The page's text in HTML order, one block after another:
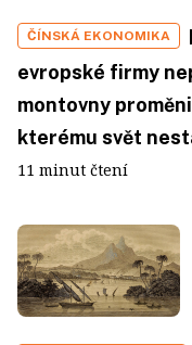
ČÍNSKÁ EKONOMIKA
evropské firmy
montovny
kterému svět
11 minut čtení